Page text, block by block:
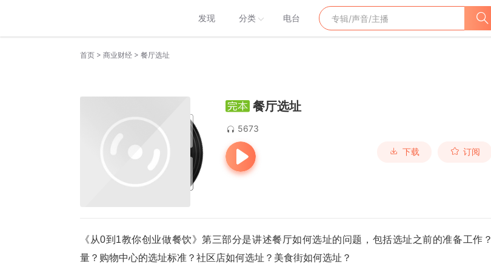
发现 分类 电台
首页 > 商业财经 > 餐厅选址
餐厅选址
5673
下载 订阅
《从0到1教你创业做餐饮》第三部分是讲述餐厅如何选址的问题，包括选址之前的准备工作
量？购物中心的选址标准？社区店如何选址？美食街如何选址？